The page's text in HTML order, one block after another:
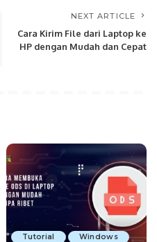
NEXT ARTICLE
Cara Kirim File dari Laptop ke
HP dengan Mudah dan Cepat
Tutorial Windows